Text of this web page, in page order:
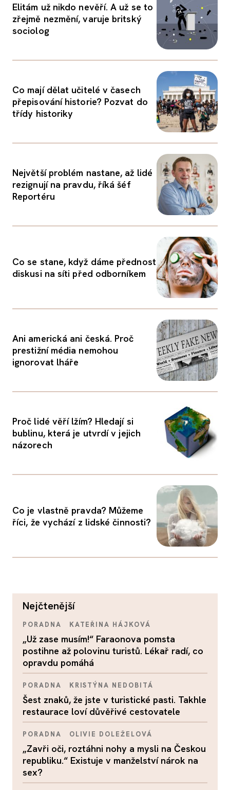
Elitám už nikdo nevěří. A už se to
zřejmě nezmění, varuje britský
sociolog
Co mají dělat učitelé v časech
přepisování historie? Pozvat do
třídy historiky
Největší problém nastane, až lidé
rezignují na pravdu, říká šéf
Reportéru
Co se stane, když dáme přednost
diskusi na síti před odborníkem
Ani americká ani česká. Proč
prestižní média nemohou
ignorovat lháře
Proč lidé věří lžím? Hledají si
bublinu, která je utvrdí v jejich
názorech
Co je vlastně pravda? Můžeme
říci, že vychází z lidské činnosti?
nejčtenější
PORADNA KATEŘINA HÁJKOVÁ
„Už zase musím!“ Faraonova pomsta
postihne až polovinu turistů. Lékař radí, co
opravdu pomáhá
PORADNA KRISTÝNA NEDOBITÁ
Šest znaků, že jste v turistické pasti. Takhle
restaurace loví důvěřivé cestovatele
PORADNA OLIVIE DOLEŽELOVÁ
„Zavři oči, roztáhni nohy a mysli na Českou
republiku.“ Existuje v manželství nárok na
sex?